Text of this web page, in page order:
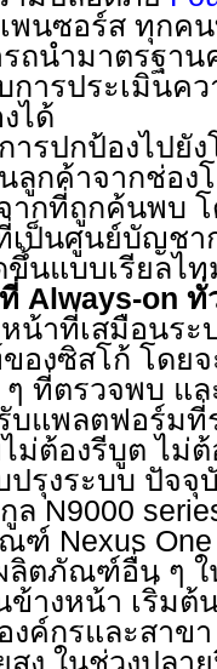
เพนซอร์ส ทุกค
ถนำมาตรฐา
การประเมินค
ได้
ารปกป้องไปยั
ลูกค้าจากช่อง
ากที่ถูกค้นพบ
เป็นศูนย์บัญชา
ขึ้นแบบเรียลไ
Always-on ทั่
น้าที่เสมือนร
องซิสโก้ โดย
ที่ตรวจพบ แ
บแพลตฟอร์มที่
ม่ต้องรีบูต ไม่
ปรุงระบบ ปัจ
กูลN9000
ณฑ์ Nexus
ลิตภัณฑ์อื่น ๆ
ข้างหน้า เริ่ม
งค์กรและสาข
ง ในช่วงปลา